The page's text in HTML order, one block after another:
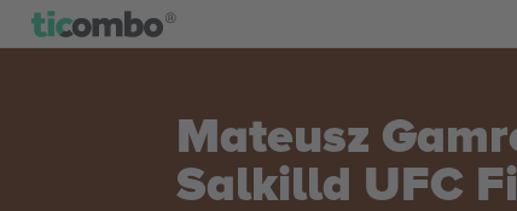
Mateusz
Salkilld UFC